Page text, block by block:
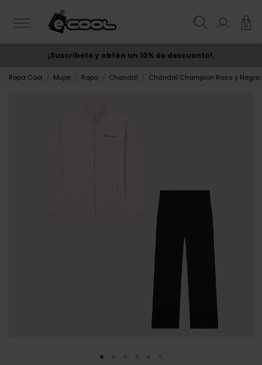
0
ENVÍO GRATIS desde 50€
¡Suscríbete y obtén un 10% de descuento!.
Ropa Cool Mujer Ropa Chandal Chándal Champion Rosa y Negro